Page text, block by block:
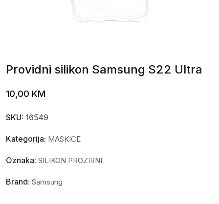
Providni silikon Samsung S22 Ultra
10,00 KM
SKU: 16549
Kategorija: MASKICE
Oznaka: SILIKON PROZIRNI
Brand: Samsung